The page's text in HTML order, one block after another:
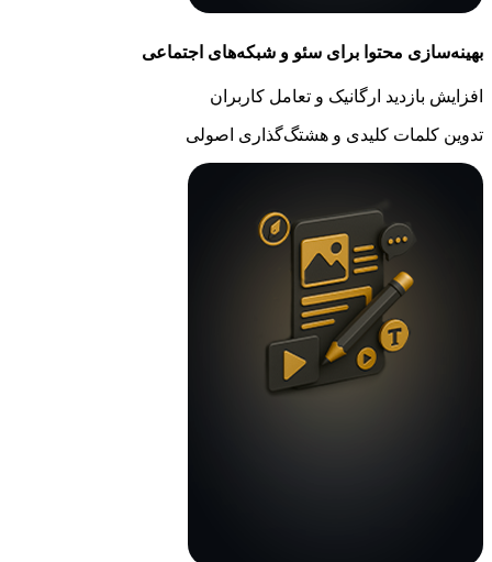
بهینه‌سازی محتوا برای سئو و شبکه‌های اجتماعی
افزایش بازدید ارگانیک و تعامل کاربران
تدوین کلمات کلیدی و هشتگ‌گذاری اصولی